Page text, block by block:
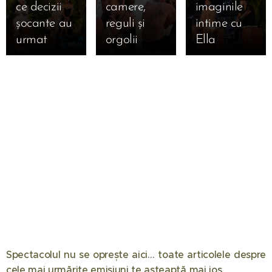
ce decizii
șocante au
urmat 🔥
camere,
reguli și
orgolii
imaginile
intime cu
Ella 🔥
Spectacolul nu se oprește aici… toate articolele despre
cele mai urmărite emisiuni te așteaptă mai jos. 📺✨
12.05.2026 08.05.2026 08.04.2026